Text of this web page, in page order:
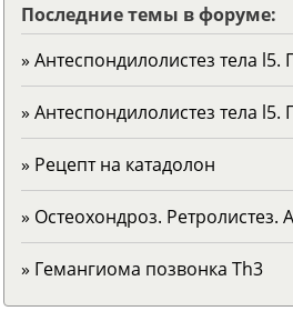
Последние темы в форуме:
» Антеспондилолистез тела l5.
» Антеспондилолистез тела l5.
» Рецепт на катадолон
» Остеохондроз. Ретролистез.
» Гемангиома позвонка Тh3